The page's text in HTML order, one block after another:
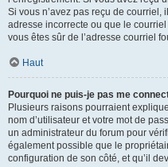
Si vous n’avez pas reçu de courriel,
adresse incorrecte ou que le
vous êtes sûr de l’adresse courriel
Haut
Pourquoi ne puis-je pas me
Plusieurs raisons pourraient
nom d’utilisateur et votre mot de
un administrateur du forum pour
également possible que le
configuration de son côté, et qu’il